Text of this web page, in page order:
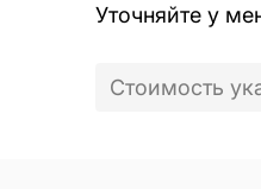
Уточняйте у
Стоимость